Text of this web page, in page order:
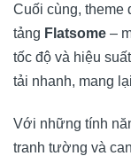
Cuối cùng, theme
tảng Flatsome –
tốc độ và hiệu
tải nhanh, mang
Với những tính
tranh tường và